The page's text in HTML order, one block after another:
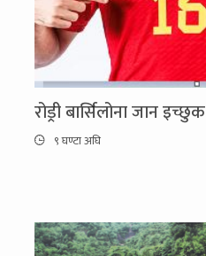
रोड्री बार्सिलोना जान इच्छुक
९ घण्टा अघि